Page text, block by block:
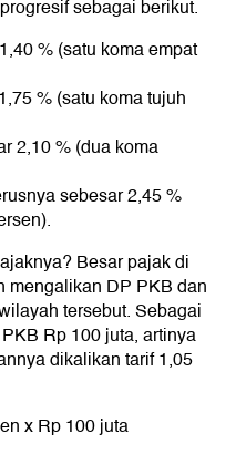
sebagai berikut.
% (satu koma empat
% (satu koma tujuh
2,10 % (dua koma
sebesar 2,45 %
Besar pajak di
mengalikan DP PKB dan
tersebut. Sebagai
Rp 100 juta, artinya
dikalikan tarif 1,05
x Rp 100 juta